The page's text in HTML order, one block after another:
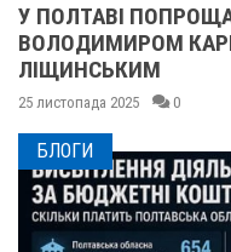
У ПОЛТАВІ
ВОЛОДИМИРОМ
ЛІЩИНСЬКИМ
25 листопада 2025 0
БЛОГИ